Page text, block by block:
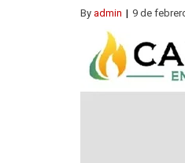
By admin 9 de